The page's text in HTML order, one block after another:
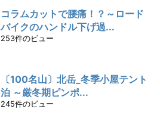
コラムカットで腰痛！？～ロード
バイクのハンドル下げ過...
253件のビュー
〔100名山〕北岳_冬季小屋テント
泊 ～厳冬期ピンポ...
245件のビュー